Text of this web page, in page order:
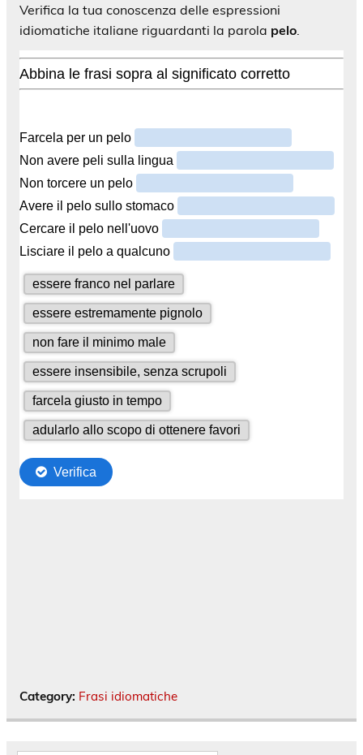
Verifica la tua conoscenza delle espressioni
idiomatiche italiane riguardanti la parola pelo
Category: Frasi idiomatiche